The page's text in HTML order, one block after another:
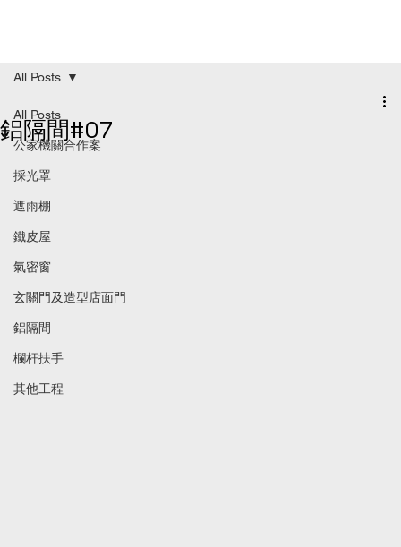
All Posts
公家機關合作案
採光罩
遮雨棚
鐵皮屋
氣密窗
玄關門及造型店面門
鋁隔間
欄杆扶手
其他工程
All Posts
鋁隔間#07